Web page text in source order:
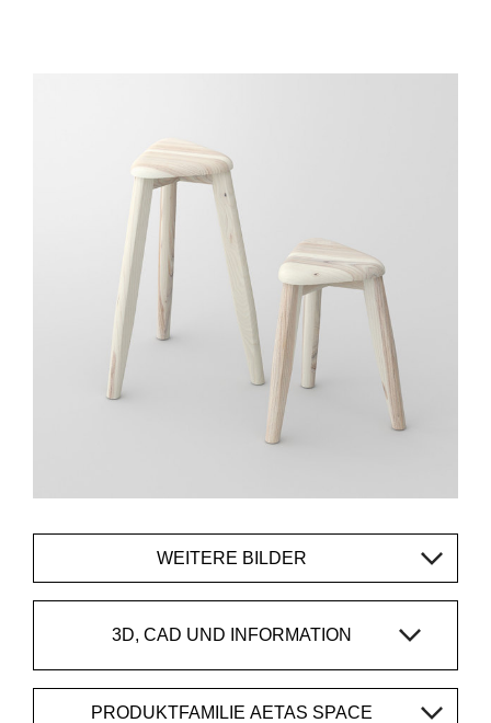
WEITERE BILDER
3D, CAD UND INFORMATION
PRODUKTFAMILIE AETAS SPACE